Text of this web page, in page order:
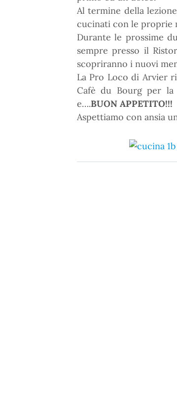
Al termine della
cucinati con le proprie
Durante le prossime
sempre presso il
scopriranno i nuovi
La Pro Loco di Arvier
Cafè du Bourg per
e….BUON APPETITO!!!
Aspettiamo con ansia